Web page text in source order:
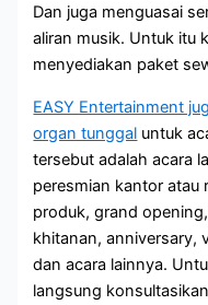
Dan juga menguasai
aliran musik. Untuk itu
menyediakan paket
EASY Entertainment
organ tunggal untuk
tersebut adalah acara
peresmian kantor atau
produk, grand
khitanan, anniversary,
dan acara lainnya.
langsung